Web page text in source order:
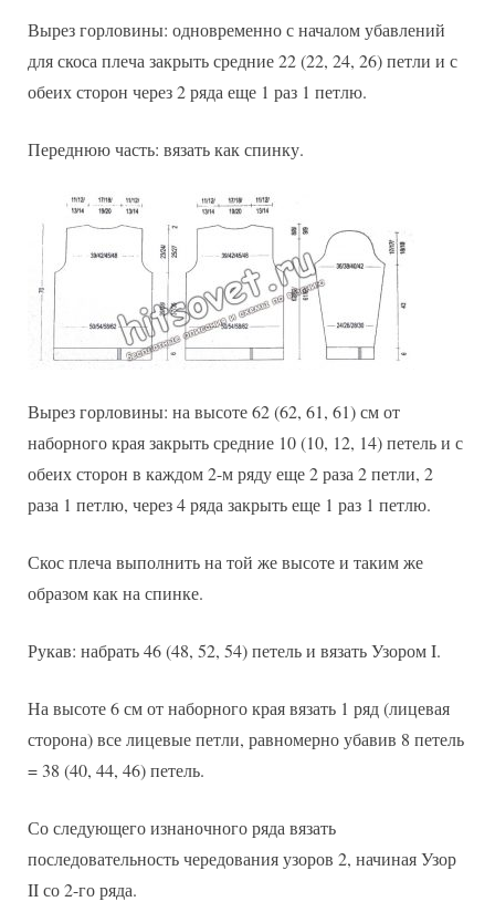
Вырез горловины: одновременно с началом убавлений
для скоса плеча закрыть средние 22 (22, 24, 26) петли и с
обеих сторон через 2 ряда еще 1 раз 1 петлю.
Переднюю часть: вязать как спинку.
Вырез горловины: на высоте 62 (62, 61, 61) см от
наборного края закрыть средние 10 (10, 12, 14) петель и с
обеих сторон в каждом 2-м ряду еще 2 раза 2 петли, 2
раза 1 петлю, через 4 ряда закрыть еще 1 раз 1 петлю.
Скос плеча выполнить на той же высоте и таким же
образом как на спинке.
Рукав: набрать 46 (48, 52, 54) петель и вязать Узором I.
На высоте 6 см от наборного края вязать 1 ряд (лицевая
сторона) все лицевые петли, равномерно убавив 8 петель
= 38 (40, 44, 46) петель.
Со следующего изнаночного ряда вязать
последовательность чередования узоров 2, начиная Узор
II со 2-го ряда.